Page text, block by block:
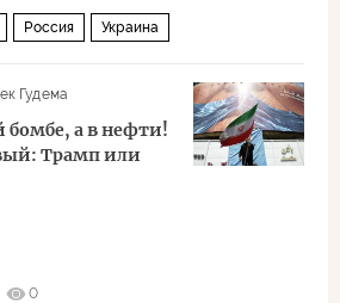
Россия Украина
Гудема
бомбе, а в нефти!
Трамп или
0